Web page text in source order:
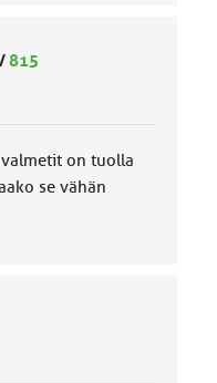
/815
on tuolla
se vähän